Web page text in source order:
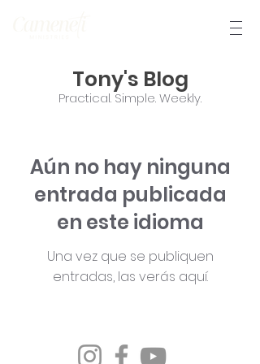
Tony's Blog
Practical. Simple. Weekly.
Aún no hay ninguna
entrada publicada
en este idioma
Una vez que se publiquen
entradas, las verás aquí.